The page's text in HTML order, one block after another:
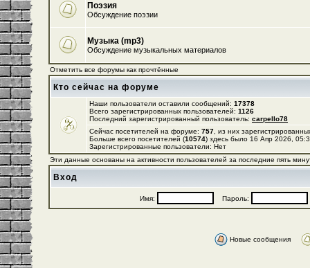
Поэзия
Обсуждение поэзии
Музыка (mp3)
Обсуждение музыкальных материалов
Отметить все форумы как прочтённые
Кто сейчас на форуме
Наши пользователи оставили сообщений: 17378
Всего зарегистрированных пользователей: 1126
Последний зарегистрированный пользователь: carpello78
Сейчас посетителей на форуме: 757 , из них
Больше всего посетителей (10574) здесь было 16 Апр 2026,
Зарегистрированные пользователи: Нет
Эти данные основаны на активности пользователей за последние пять
Вход
Имя: Пароль:
Новые сообщения